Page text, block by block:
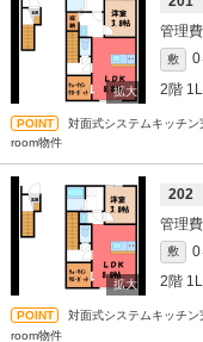
敷 0
2階
対面式システムキッチ
room物件
202
敷 0
2階
対面式システムキッチ
room物件